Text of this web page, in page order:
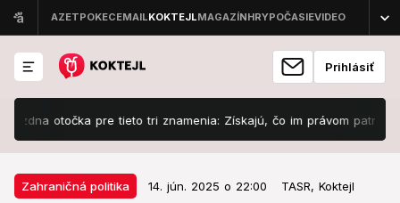
Prihlásiť
otočka pre tieto tri znamenia: Získajú, čo im právom patrí, no
Zahraničná politika 14. jún. 2025 o 22:00 TASR, Koktejl
Zahraničná politika 14. jún. 2025 o 22:00